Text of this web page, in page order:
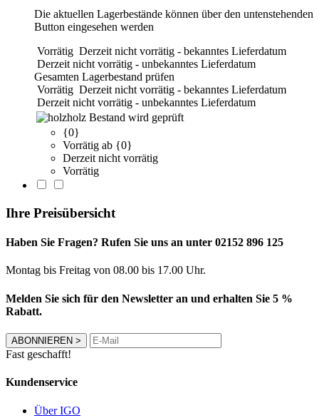
Die aktuellen Lagerbestände können über den untenstehenden
Button eingesehen werden
Vorrätig Derzeit nicht vorrätig - bekanntes Lieferdatum
Derzeit nicht vorrätig - unbekanntes Lieferdatum
Gesamten Lagerbestand prüfen
Vorrätig Derzeit nicht vorrätig - bekanntes Lieferdatum
Derzeit nicht vorrätig - unbekanntes Lieferdatum
holz Bestand wird geprüft
{0}
Vorrätig ab {0}
Derzeit nicht vorrätig
Vorrätig
Ihre Preisübersicht
Haben Sie Fragen? Rufen Sie uns an unter 02152 896 125
Montag bis Freitag von 08.00 bis 17.00 Uhr.
Melden Sie sich für den Newsletter an und erhalten Sie 5 %
Rabatt.
ABONNIEREN >
Fast geschafft!
Kundenservice
Über IGO